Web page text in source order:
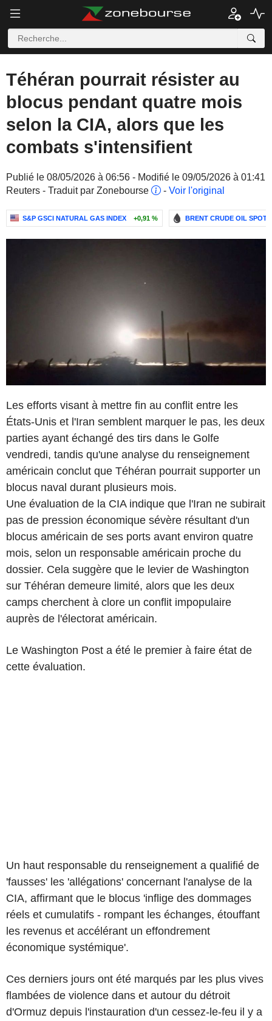
Téhéran pourrait résister au
blocus pendant quatre mois
selon la CIA, alors que les
combats s'intensifient
Publié le 08/05/2026 à 06:56 - Modifié le 09/05/2026 à 01:41
Reuters - Traduit par Zonebourse
- Voir l'original
S&P GSCI NATURAL GAS INDEX +0,91 % BRENT CRUDE OIL SPOT
Les efforts visant à mettre fin au conflit entre les
États-Unis et l'Iran semblent marquer le pas, les deux
parties ayant échangé des tirs dans le Golfe
vendredi, tandis qu'une analyse du renseignement
américain conclut que Téhéran pourrait supporter un
blocus naval durant plusieurs mois.
Une évaluation de la CIA indique que l'Iran ne subirait
pas de pression économique sévère résultant d'un
blocus américain de ses ports avant environ quatre
mois, selon un responsable américain proche du
dossier. Cela suggère que le levier de Washington
sur Téhéran demeure limité, alors que les deux
camps cherchent à clore un conflit impopulaire
auprès de l'électorat américain.
Le Washington Post a été le premier à faire état de
cette évaluation.
Un haut responsable du renseignement a qualifié de
'fausses' les 'allégations' concernant l'analyse de la
CIA, affirmant que le blocus 'inflige des dommages
réels et cumulatifs - rompant les échanges, étouffant
les revenus et accélérant un effondrement
économique systémique'.
Ces derniers jours ont été marqués par les plus vives
flambées de violence dans et autour du détroit
d'Ormuz depuis l'instauration d'un cessez-le-feu il y a